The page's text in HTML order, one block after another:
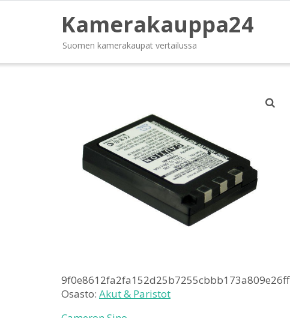
Kamerakauppa24
Suomen kamerakaupat vertailussa
9f0e8612fa2fa152d25b7255cbbb173a809e26ff
Osasto: Akut & Paristot